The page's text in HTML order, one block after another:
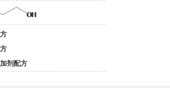
剂配方